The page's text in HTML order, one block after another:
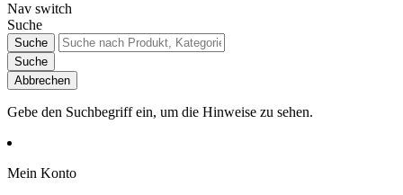
Nav switch
Suche
Suche
Suche
Abbrechen
Gebe den Suchbegriff ein, um die Hinweise zu sehen.
Mein Konto